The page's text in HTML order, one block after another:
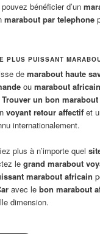
bénéficier d’un
marabout par telephone
PLUS PUISSANT
demarabout haute
oumarabout
Trouver un bon marabout
voyant retour affectif et
internationalement.
plus à n’importe quel
legrand marabout
marabout africain
avec lebon marabout
dimension.